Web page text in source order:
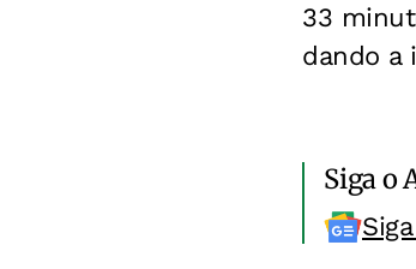
33
dando a
Siga o